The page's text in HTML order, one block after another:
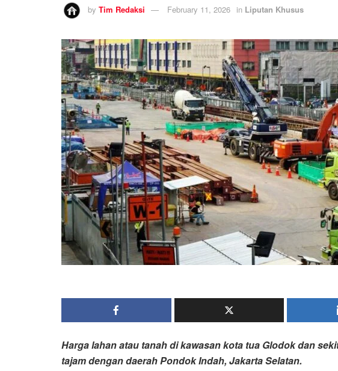
by Tim Redaksi February 11, 2026 in Liputan Khusus
Harga lahan atau tanah di kawasan kota tua Glodok dan
tajam dengan daerah Pondok Indah, Jakarta Selatan.